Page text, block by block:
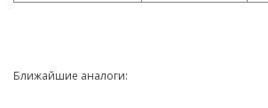
Ближайшие аналоги: